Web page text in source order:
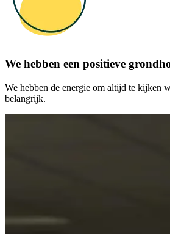
We hebben een positieve
We hebben de energie om altijd te kijken
belangrijk.